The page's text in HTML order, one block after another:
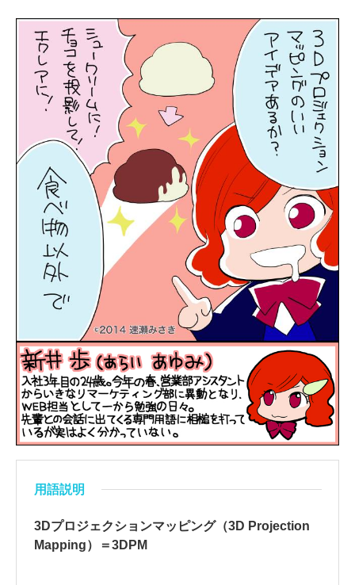
用語説明
3Dプロジェクションマッピング（3D Projection
Mapping）＝3DPM